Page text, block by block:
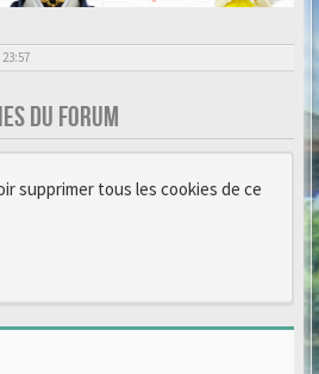
DU FORUM
supprimer tous les cookies de ce